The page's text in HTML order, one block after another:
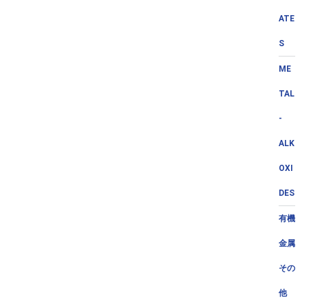
ATE
S
ME
TAL
-
ALK
OXI
DES
有機
金属
その
他